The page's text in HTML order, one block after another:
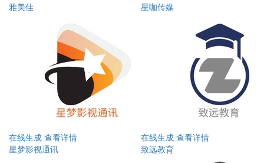
雅美佳
星咖传媒
在线生成 查看详情
星梦影视通讯
在线生成 查看详情
致远教育